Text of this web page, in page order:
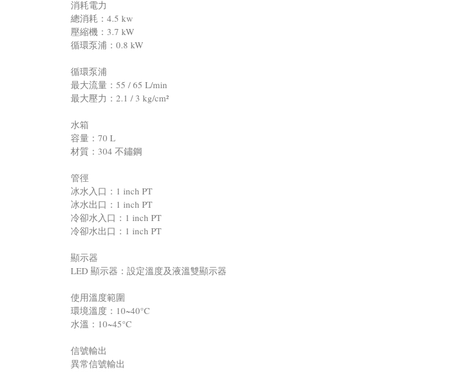
消耗電力
總消耗：4.5 kw
壓縮機：3.7 kW
循環泵浦：0.8 kW
循環泵浦
最大流量：55 / 65 L/min
最大壓力：2.1 / 3 kg/cm²
水箱
容量：70 L
材質：304 不鏽鋼
管徑
冰水入口：1 inch PT
冰水出口：1 inch PT
冷卻水入口：1 inch PT
冷卻水出口：1 inch PT
顯示器
LED 顯示器：設定溫度及液溫雙顯示器
使用溫度範圍
環境溫度：10~40°C
水溫：10~45°C
信號輸出
異常信號輸出